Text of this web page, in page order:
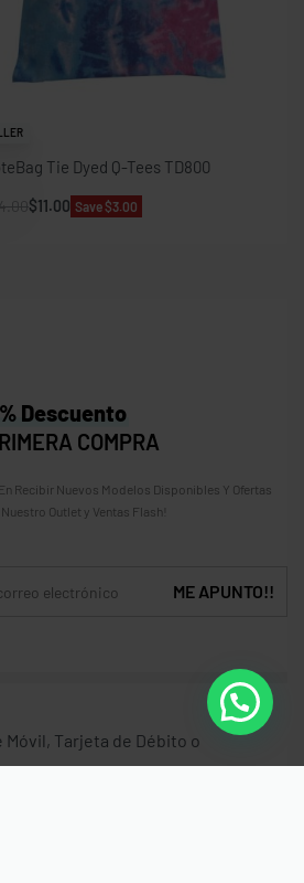
Tie Dyed Q-Tees TD800
$11.00 Save $3.00
Descuento
COMPRA
Recibir Nuevos Modelos Disponibles Y Ofertas
Outlet y Ventas Flash!
Tarjeta de Débito o